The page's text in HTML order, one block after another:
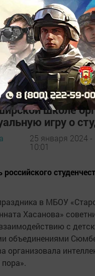
школе
игру о
25 января 2024 -
10:01
в МБОУ
Хасанова»
с
объединениями
организовала